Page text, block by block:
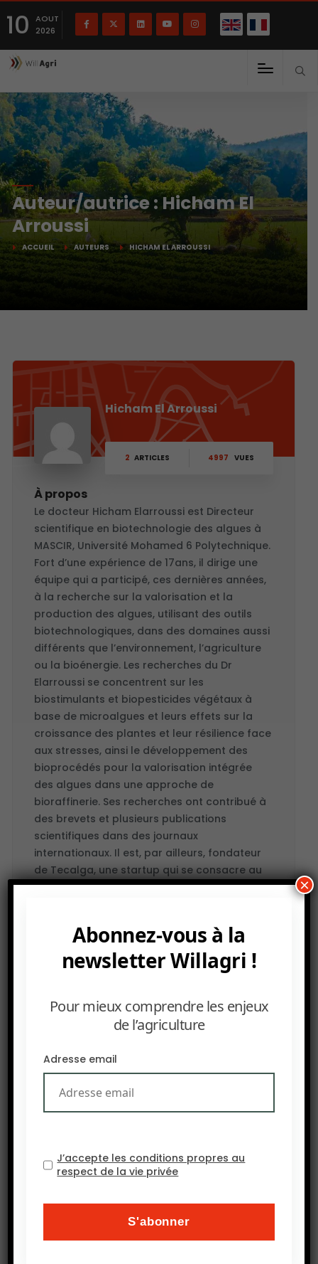
10
AOUT
2026
Auteur/autrice : Hicham El
Arroussi
ACCUEIL AUTEURS HICHAM EL ARROUSSI
Hicham El Arroussi
2 ARTICLES 4997 VUES
À propos
Le docteur Hicham Elarroussi est Directeur
scientifique en biotechnologie des algues à
MASCIR, Université Mohamed 6 Polytechnique.
Fort d’une expérience de 17ans, il dirige une
équipe qui a participé, ces dernières années,
à la recherche sur la valorisation et la
production des algues, utilisant des outils
biotechnologiques, dans des domaines aussi
différents que l’environnement, l’agriculture
ou la bioénergie. Les recherches du Dr
Elarroussi se concentrent sur les
biostimulants et biopesticides végétaux à
base de microalgues et leurs effets sur la
croissance des plantes et leur résilience face
aux stresses, ainsi le développement des
bioprocédés pour la valorisation intégrée
des algues dans une approche de
bioraffinerie. Ses recherches ont contribué à
des brevets et plusieurs publications
scientifiques dans des journaux
internationaux. Il est, par ailleurs, fondateur
de Tecalga, une startup qui se consacre au
développement et à la production de
Abonnez-vous à la
newsletter Willagri !
Pour mieux comprendre les enjeux
de l’agriculture
Adresse email
J’accepte les conditions propres au
respect de la vie privée
×
Français English(English)